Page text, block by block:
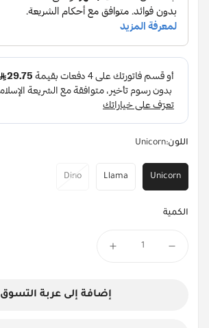
اللون:Unicorn
Unicorn
Llama
Dino
الكمية
إضافة إلى عربة التسوق